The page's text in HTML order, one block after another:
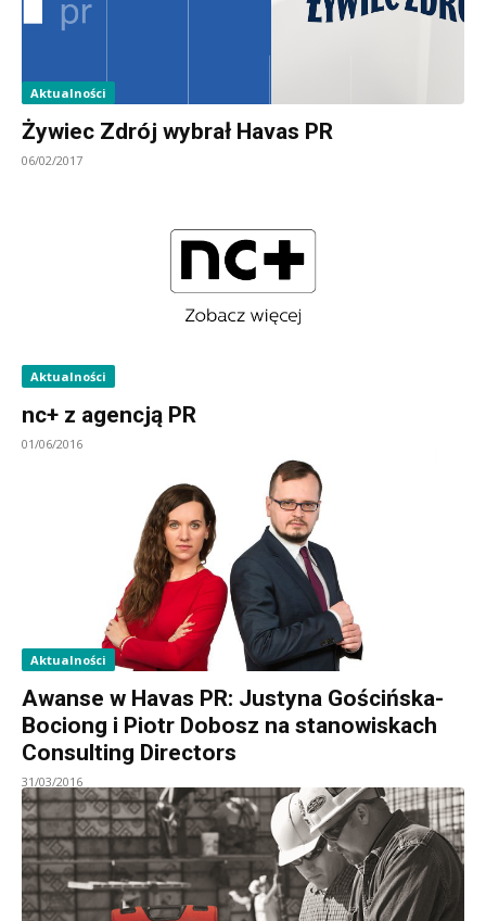
Aktualności
Żywiec Zdrój wybrał Havas PR
06/02/2017
Aktualności
nc+ z agencją PR
01/06/2016
Aktualności
Awanse w Havas PR: Justyna Gościńska-
Bociong i Piotr Dobosz na stanowiskach
Consulting Directors
31/03/2016